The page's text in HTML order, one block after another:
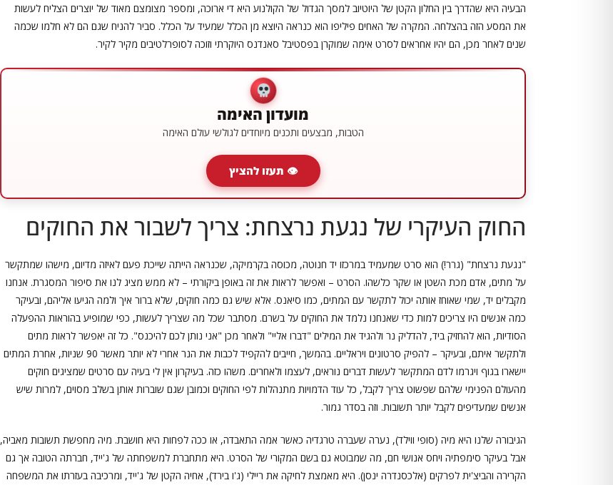
הבעיה היא שהדרך בין החלון הקטן של היוטיוב למסך הגדול של הקולנוע היא די ארוכה, ומספר מצומצם מאוד של יוצרים הצליח לעשות
את המסע הזה בהצלחה. המקרה של האחים פיליפו הוא כנראה היוצא מן הכלל שמעיד על הכלל. סביר להניח שגם הם לא חלמו שכמה
שנים לאחר מכן, הם יהיו אחראים לסרט אימה שמוקרן בפסטיבל סאנדנס היוקרתי וזוכה לסופרלטיבים מקיר לקיר.
מועדון האימה
הטבות, מבצעים ותכנים מיוחדים לגולשי עולם האימה
👁 תעזו להציץ
החוק העיקרי של נגעת נרצחת: צריך לשבור את החוקים
"נגעת נרצחת" (גרר!) הוא סרט שמעמיד במרכזו יד חנוטה, מכוסה בקרמיקה, שכנראה הייתה שייכת פעם לאיזה מדיום, מישהו שמתקשר
על מתים, אדם מכת השטן או שקר כלשהו. הסרט – ואפשר לראות את זה באופן ביקורתי – לא ממש מציג לנו את סיפור המסגרת. אנחנו
מקבלים יד, שמי שאוחז אותה יכול לתקשר עם המתים, כמו סיאנס. אלא שיש גם כמה חוקים, שלא ברור איך ולמה הגיעו אליהם, ובעיקר
כמה אנשים היו צריכים למות כדי שאנחנו נלמד את החוקים על בשרם. מסתבר שכל מה שצריך לעשות, כפי שמופיע בהוראות ההפעלה
הסודיות, הוא להחזיק ביד, להדליק נר ולהגיד את המילים "דברו אליי" ולאחר מכן "אני נותן לכם להיכנס". כל זה יאפשר לראות מתים
ולתקשר איתם, ובעיקר – להפיק סרטונים ויראליים. בהמשך, חייבים להקפיד לכבות את הנר אחרי לא יותר מאשר 90 שניות, אחרת המתים
יישארו בגוף ויגרמו לדם המתקשר לעשות דברים נוראים, לעצמו ולאחרים. משהו כזה. בעיקרון אין לי בעיה עם סרטים שמציגים חוקים
מהעולם הפנימי שלהם שפשוט צריך לקבל, כל עוד הדמויות מתנהלות לפי החוקים וכמובן שגם שוברות אותן בשלב מסוים, למרות שיש
אנשים שמעדיפים לקבל יותר תשובות. וזה בסדר גמור.
הגיבורה שלנו היא מיה (סופי ווילד), נערה שעברה טרגדיה כאשר אמה התאבדה, או ככה לפחות היא חושבת. מיה מחפשת תשובות מאביה,
אבל בעיקר סימפתיה ויחס אנושי חם, מה שמבוטא גם בשם המקורי של הסרט. היא מתחברת למשפחתה של ג'ייד, חברתה הטובה אך גם
הקרירה והביצ'ית לפרקים (אלכסנדרה ינסן). היא מאמצת לחיקה את ריילי (ג'ו בירד), אחיה הקטן של ג'ייד, ומרכיבה בעזרתו את המשפחה